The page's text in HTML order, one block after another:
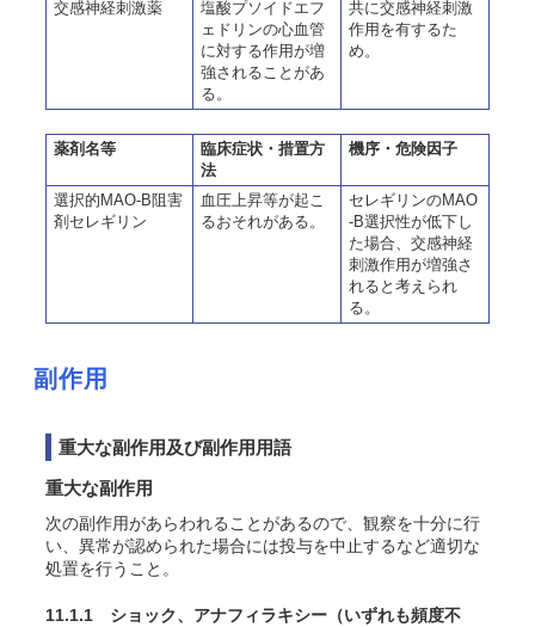
交感神経刺激薬
塩酸プソイドエフ
ェドリンの心血管
に対する作用が増
強されることがあ
る。
共に交感神経刺激
作用を有するた
め。
薬剤名等
臨床症状・措置方
法
機序・危険因子
選択的MAO-B阻害
剤セレギリン
血圧上昇等が起こ
るおそれがある。
セレギリンのMAO
-B選択性が低下し
た場合、交感神経
刺激作用が増強さ
れると考えられ
る。
副作用
重大な副作用及び副作用用語
重大な副作用
次の副作用があらわれることがあるので、観察を十分に行
い、異常が認められた場合には投与を中止するなど適切な
処置を行うこと。
11.1.1 ショック、アナフィラキシー （いずれも頻度不